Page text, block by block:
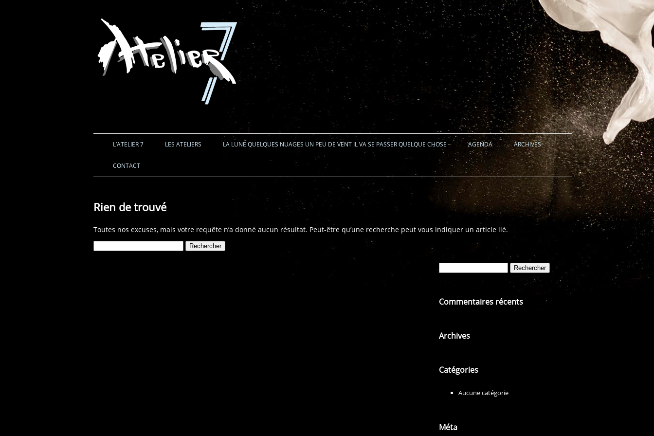
Aller au contenu
L’ATELIER 7 LES ATELIERS LA LUNE QUELQUES NUAGES UN PEU DE VENT IL VA SE PASSER QUELQUE CHOSE AGENDA ARCHIVES
CONTACT
Rien de trouvé
Toutes nos excuses, mais votre requête n’a donné aucun résultat. Peut-être qu’une recherche peut vous indiquer un article lié.
Commentaires récents
Archives
Catégories
Aucune catégorie
Méta